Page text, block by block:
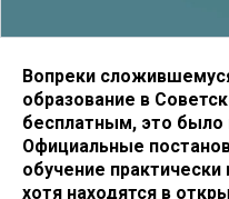
Вопреки
образование в
бесплатным, это было
Официальные
обучение практически
хотя находятся в